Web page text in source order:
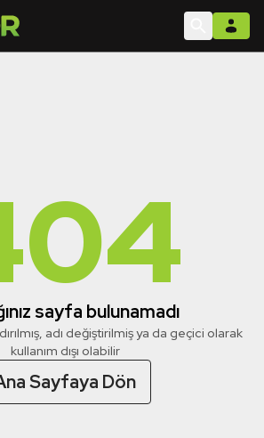
sayfa bulunamadı
adı değiştirilmiş ya da geçici olarak
kullanım dışı olabilir
Sayfaya Dön